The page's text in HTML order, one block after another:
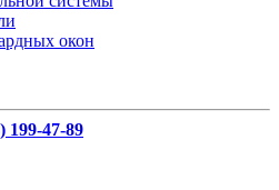
окон
199-47-89